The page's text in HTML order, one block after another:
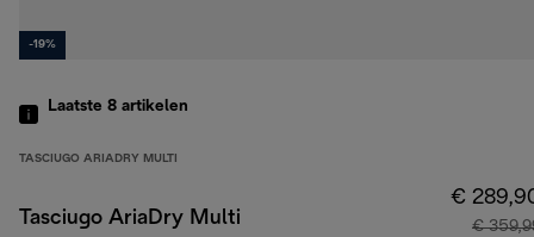
-19%
Laatste 8 artikelen
TASCIUGO ARIADRY MULTI
Tasciugo AriaDry Multi
€
€